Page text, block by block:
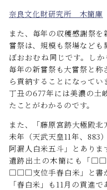
奈良文化財研究所 木簡庫
また、毎年の収穫感謝祭
嘗祭は、規模も祭場など
ぼおおむね同じです。しか
毎年の新嘗祭も大嘗祭と
ら貢納することになってい
丁丑の677年には美濃の土
たことがわかるのです。
また、「藤原宮跡大極殿
未年（天武天皇11年、883
阿漏人白米五斗」とあり
遺跡出土の木簡にも「
□□□支位手舂白米」と書
「舂白米」も11月の貢進